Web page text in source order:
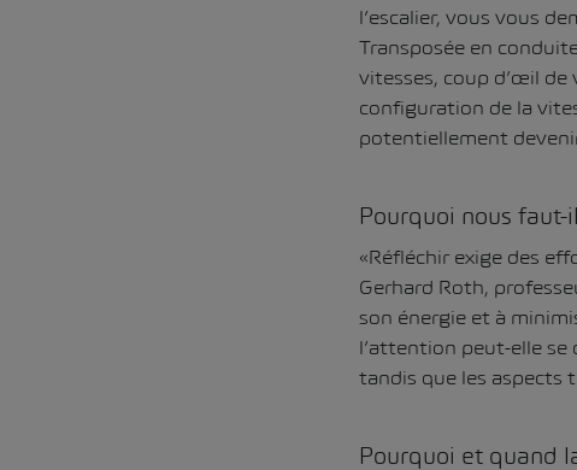
l’escalier, vous vous
Transposée en
vitesses, coup d’œil de
configuration de la
potentiellement
Pourquoi nous faut-
«Réfléchir exige des
Gerhard Roth,
son énergie et à
l’attention peut-elle se
tandis que les aspects
Pourquoi et quand